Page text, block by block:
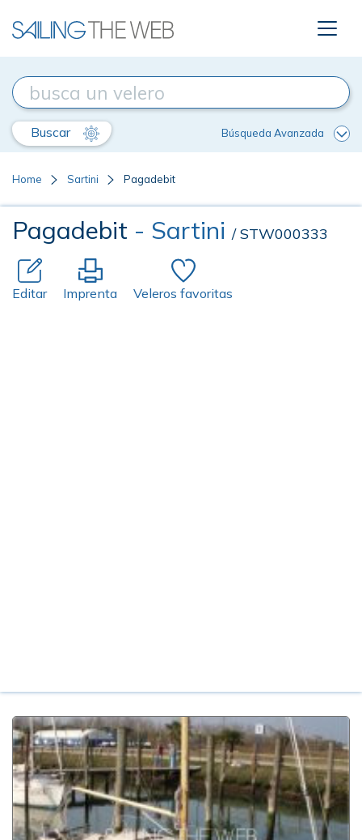
Buscar Búsqueda Avanzada
Home Sartini Pagadebit
Pagadebit - Sartini / STW000333
Editar Imprenta Veleros favoritas